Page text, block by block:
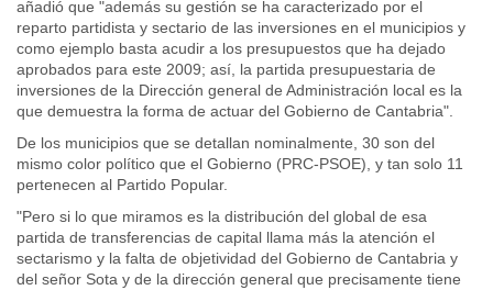
añadió que "además su gestión se ha caracterizado por el
reparto partidista y sectario de las inversiones en el municipios y
como ejemplo basta acudir a los presupuestos que ha dejado
aprobados para este 2009; así, la partida presupuestaria de
inversiones de la Dirección general de Administración local es la
que demuestra la forma de actuar del Gobierno de Cantabria".
De los municipios que se detallan nominalmente, 30 son del
mismo color político que el Gobierno (PRC-PSOE), y tan solo 11
pertenecen al Partido Popular.
"Pero si lo que miramos es la distribución del global de esa
partida de transferencias de capital llama más la atención el
sectarismo y la falta de objetividad del Gobierno de Cantabria y
del señor Sota y de la dirección general que precisamente tiene